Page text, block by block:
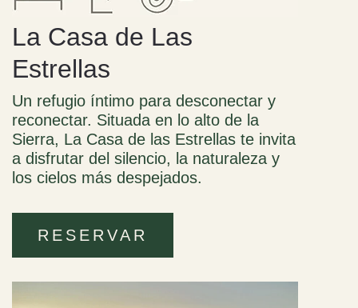
La Casa de Las
Estrellas
Un refugio íntimo para desconectar y
reconectar. Situada en lo alto de la
Sierra, La Casa de las Estrellas te invita
a disfrutar del silencio, la naturaleza y
los cielos más despejados.
RESERVAR